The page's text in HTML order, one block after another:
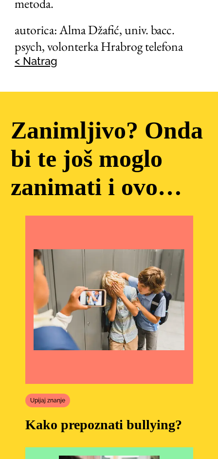
metoda.
autorica: Alma Džafić, univ. bacc.
psych, volonterka Hrabrog telefona
< Natrag
Zanimljivo? Onda
bi te još moglo
zanimati i ovo…
Upijaj znanje
Kako prepoznati bullying?